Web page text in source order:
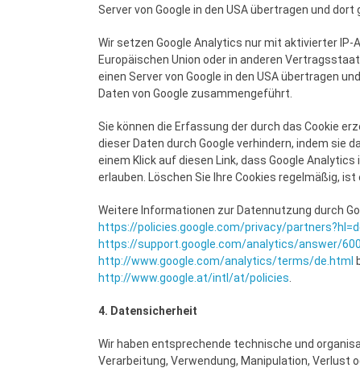
Server von Google in den USA übertragen und
Wir setzen Google Analytics nur mit aktivierter
Europäischen Union oder in anderen
einen Server von Google in den USA übertragen
Daten von Google zusammengeführt.
Sie können die Erfassung der durch das Cookie
dieser Daten durch Google verhindern, indem sie
einem Klick auf diesen Link, dass Google
erlauben. Löschen Sie Ihre Cookies regelmäßig,
Weitere Informationen zur Datennutzung durch
https://policies.google.com/privacy/
https://support.google.com/analytics/answer/
http://www.google.com/analytics/terms/de.html
http://www.google.at/intl/at/policies
4. Datensicherheit
Wir haben entsprechende technische und
Verarbeitung, Verwendung, Manipulation, Verlust